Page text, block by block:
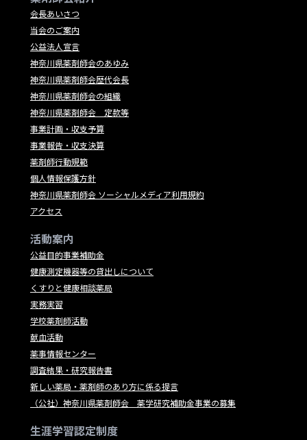
会長あいさつ
当会のご案内
公益法人宣言
神奈川県薬剤師会のあゆみ
神奈川県薬剤師会歴代会長
神奈川県薬剤師会の組織
神奈川県薬剤師会 定款等
事業計画・収支予算
事業報告・収支決算
薬剤師行動規範
個人情報保護方針
神奈川県薬剤師会 ソーシャルメディア利用規約
アクセス
活動案内
公益目的事業補助金
健康測定機器等の貸出しについて
くすりと健康相談薬局
実務実習
学校薬剤師活動
献血活動
薬事情報センター
調査結果・研究報告書
新しい薬局・薬剤師のあり方に係る提言
（公社）神奈川県薬剤師会 薬学研究補助金事業の募集
生涯学習認定制度